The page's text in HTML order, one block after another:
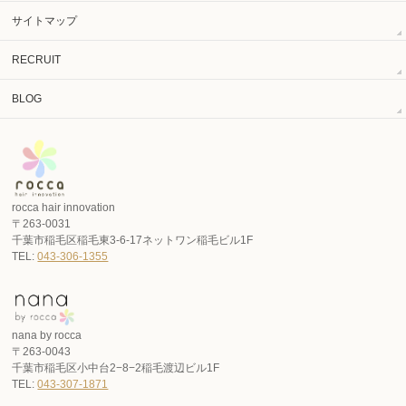
サイトマップ
RECRUIT
BLOG
rocca hair innovation
〒263-0031
千葉市稲毛区稲毛東3-6-17ネットワン稲毛ビル1F
TEL:043-306-1355
nana by rocca
〒263-0043
千葉市稲毛区小中台2−8−2稲毛渡辺ビル1F
TEL:043-307-1871